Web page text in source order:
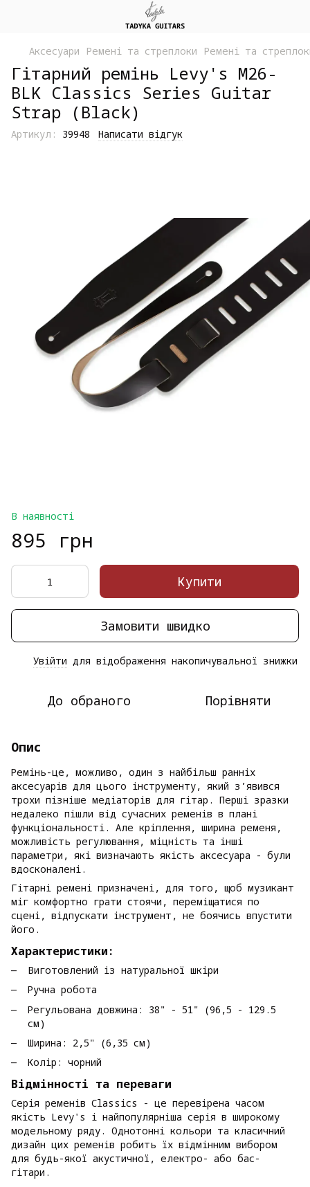
Аксесуари Ремені та стреплоки Ремені та
Гітарний ремінь Levy's M26-
BLK Classics Series Guitar
Strap (Black)
Артикул: 39948 Написати відгук
В наявності
895 грн
Купити
Замовити швидко
Увійти для відображення накопичувальної знижки
До обраного Порівняти
Опис
Ремінь-це, можливо, один з найбільш ранніх
аксесуарів для цього інструменту, який з’явився
трохи пізніше медіаторів для гітар. Перші зразки
недалеко пішли від сучасних ременів в плані
функціональності. Але кріплення, ширина ременя,
можливість регулювання, міцність та інші
параметри, які визначають якість аксесуара - були
вдосконалені.
Гітарні ремені призначені, для того, щоб музикант
міг комфортно грати стоячи, переміщатися по
сцені, відпускати інструмент, не боячись впустити
його.
Характеристики:
Виготовлений із натуральної шкіри
Ручна робота
Регульована довжина: 38" - 51" (96,5 - 129.5
см)
Ширина: 2,5" (6,35 см)
Колір: чорний
Відмінності та переваги
Серія ременів Classics - це перевірена часом
якість Levy's і найпопулярніша серія в широкому
модельному ряду. Однотонні кольори та класичний
дизайн цих ременів робить їх відмінним вибором
для будь-якої акустичної, електро- або бас-
гітари.